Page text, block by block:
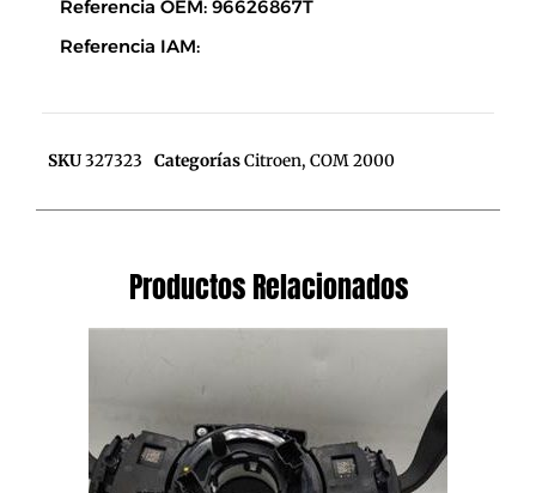
Referencia OEM: 96626867T
Referencia IAM:
SKU327323 CategoríasCitroen, COM 2000
Productos Relacionados